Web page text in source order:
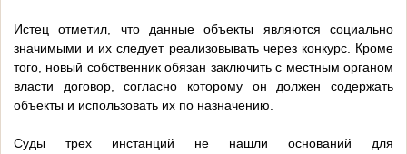
Истец отметил, что данные объекты являются социально
значимыми и их следует реализовывать через конкурс. Кроме
того, новый собственник обязан заключить с местным органом
власти договор, согласно которому он должен содержать
объекты и использовать их по назначению.
Суды трех инстанций не нашли оснований для